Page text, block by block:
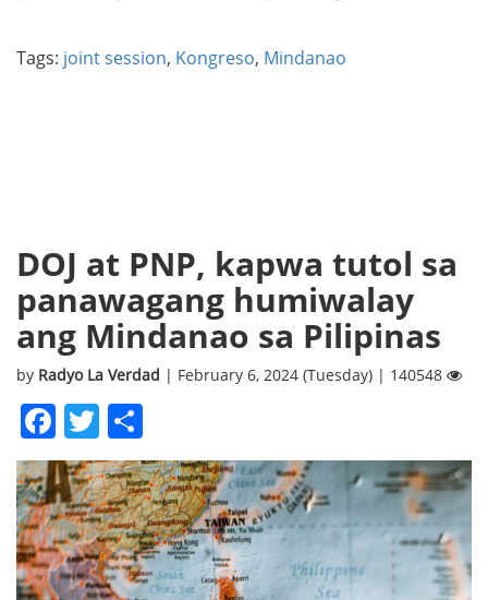
Tags: joint session, Kongreso, Mindanao
DOJ at PNP, kapwa tutol sa
panawagang humiwalay
ang Mindanao sa Pilipinas
by Radyo La Verdad | February 6, 2024 (Tuesday) | 140548
Facebook
Twitter